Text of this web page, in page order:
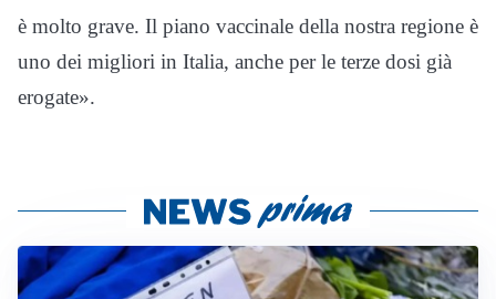
è molto grave. Il piano vaccinale della nostra regione è
uno dei migliori in Italia, anche per le terze dosi già
erogate».